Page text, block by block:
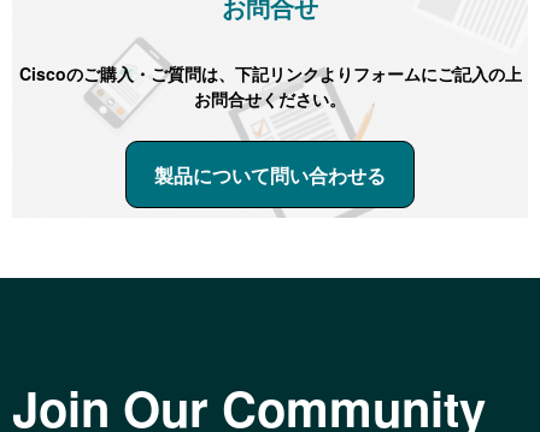
Ciscoのご購入・ご質問は、下記リンクよりフォームにご記入の上
お問合せください。
製品について問い合わせる
Join Our Community